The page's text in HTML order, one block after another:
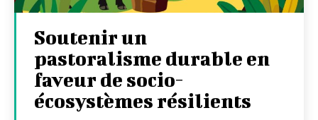
Soutenir un
pastoralisme durable en
faveur de socio-
écosystèmes résilients